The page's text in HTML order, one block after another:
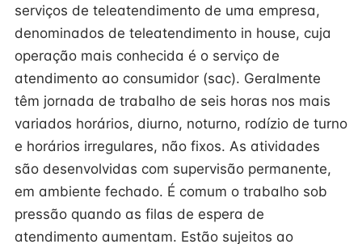
serviços de teleatendimento de uma empresa,
denominados de teleatendimento in house, cuja
operação mais conhecida é o serviço de
atendimento ao consumidor (sac). Geralmente
têm jornada de trabalho de seis horas nos mais
variados horários, diurno, noturno, rodízio de turno
e horários irregulares, não fixos. As atividades
são desenvolvidas com supervisão permanente,
em ambiente fechado. É comum o trabalho sob
pressão quando as filas de espera de
atendimento aumentam. Estão sujeitos ao